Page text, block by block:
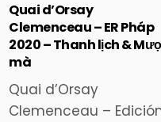
Posted
in
Quai d’Orsay
Clemenceau – ER Pháp
2020 – Thanh lịch &
mà
Quai d’Orsay
Clemenceau –